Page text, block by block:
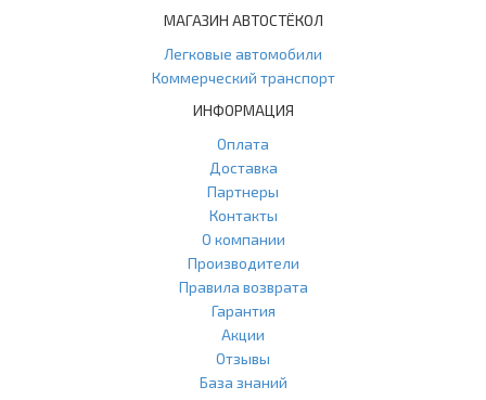
МАГАЗИН АВТОСТЁКОЛ
Легковые автомобили
Коммерческий транспорт
ИНФОРМАЦИЯ
Оплата
Доставка
Партнеры
Контакты
О компании
Производители
Правила возврата
Гарантия
Акции
Отзывы
База знаний